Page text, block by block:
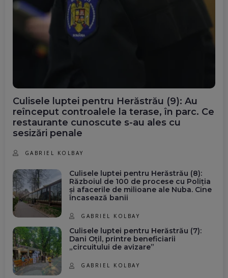
Culisele luptei pentru Herăstrău (9): Au
reînceput controalele la terase, în parc. Ce
restaurante cunoscute s-au ales cu
sesizări penale
GABRIEL KOLBAY
Culisele luptei pentru Herăstrău (8):
Războiul de 100 de procese cu Poliția
și afacerile de milioane ale Nuba. Cine
încasează banii
GABRIEL KOLBAY
Culisele luptei pentru Herăstrău (7):
Dani Oțil, printre beneficiarii
„circuitului de avizare”
GABRIEL KOLBAY